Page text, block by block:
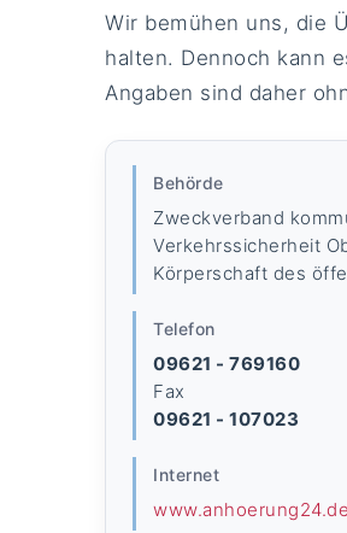
Wir bemühen uns, die
halten. Dennoch kann
Angaben sind daher
Behörde
Zweckverband
Verkehrssicherheit
Körperschaft des
Telefon
09621 - 769160
Fax
09621 - 107023
Internet